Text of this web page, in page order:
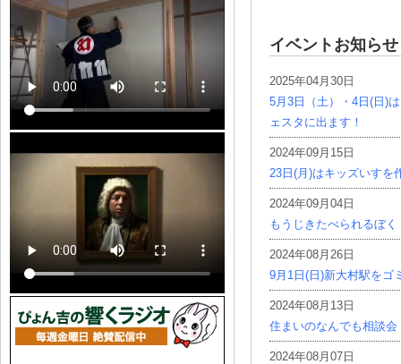
イベントお知らせ
2025年04月30日
5月3日（土）・4日(日)
ェスタに出ます！
2024年09月15日
23日(月)はキッズいすを
2024年09月04日
もうじきたべられるぼく
2024年08月26日
9月1日(日)新大村駅をゴ
2024年08月13日
住まいのなんでも相談会
2024年08月07日